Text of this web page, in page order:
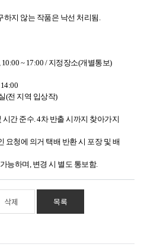
지 않는 작품은 낙선 처리됨.
~ 17:00 / 지정장소(개별통보)
지역 입상작)
간 준수. 4차 반출 시까지 찾아가지
청에 의거 택배 반환 시 포장 및 배
하며, 변경 시 별도 통보함.
삭제 목록